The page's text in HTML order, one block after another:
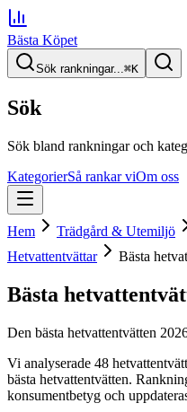
Bästa Köpet
Sök rankningar...⌘K
Sök
Sök bland rankningar och
KategorierSå rankar viOm oss
Hem Trädgård & Utemiljö
Hetvattentvättar
Bästa
Bästa
Den bästa hetvattentvätten
Vi analyserade 48
bästa hetvattentvätten.
konsumentbetyg och